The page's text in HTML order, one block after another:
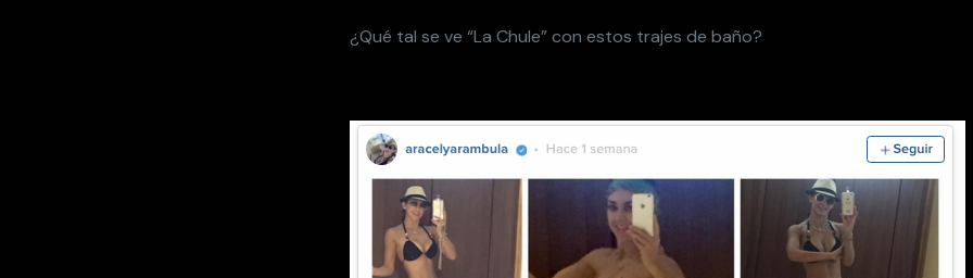
¿Qué tal se ve “La Chule” con estos trajes de baño?